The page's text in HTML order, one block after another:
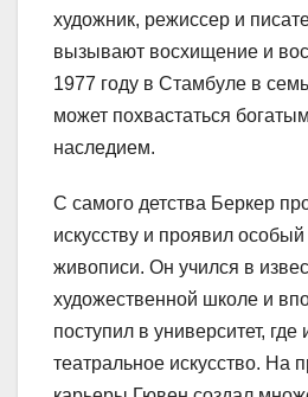
художник, режиссер и
вызывают восхищение и
1977 году в Стамбуле в
может похвастаться
наследием.
С самого детства Беркер
искусству и проявил особый
живописи. Он учился в
художественной школе и
поступил в университет, где
театральное искусство. На